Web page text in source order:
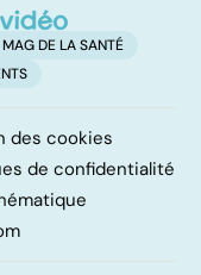
MAG DE LA SANTÉ
des cookies
de confidentialité